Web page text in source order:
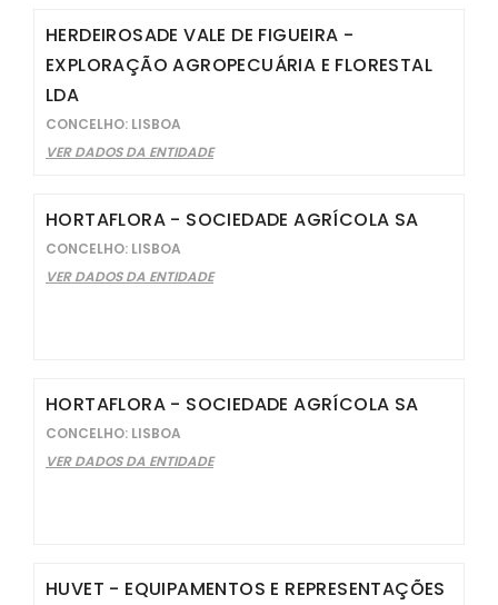
HERDEIROSADE VALE DE FIGUEIRA -
EXPLORAÇÃO AGROPECUÁRIA E FLORESTAL
LDA
CONCELHO: LISBOA
VER DADOS DA ENTIDADE
HORTAFLORA - SOCIEDADE AGRÍCOLA SA
CONCELHO: LISBOA
VER DADOS DA ENTIDADE
HORTAFLORA - SOCIEDADE AGRÍCOLA SA
CONCELHO: LISBOA
VER DADOS DA ENTIDADE
HUVET - EQUIPAMENTOS E REPRESENTAÇÕES